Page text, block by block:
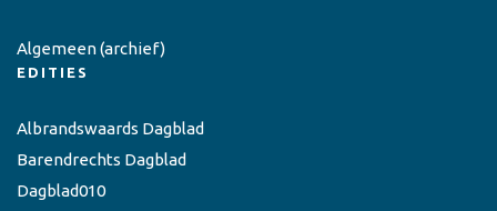
Algemeen(archief)
EDITIES
Albrandswaards Dagblad
Barendrechts Dagblad
Dagblad010